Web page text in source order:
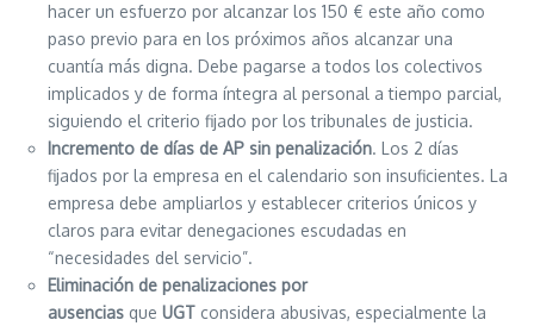
hacer un esfuerzo por alcanzar los 150 € este año como
paso previo para en los próximos años alcanzar una
cuantía más digna. Debe pagarse a todos los colectivos
implicados y de forma íntegra al personal a tiempo parcial,
siguiendo el criterio fijado por los tribunales de justicia.
Incremento de días de AP sin penalización. Los 2 días
fijados por la empresa en el calendario son insuficientes. La
empresa debe ampliarlos y establecer criterios únicos y
claros para evitar denegaciones escudadas en
“necesidades del servicio”.
Eliminación de penalizaciones por
ausencias que UGT considera abusivas, especialmente la